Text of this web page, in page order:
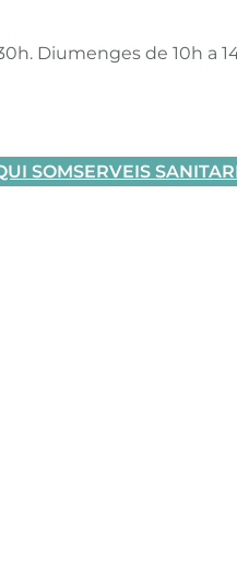
Diumenges de 10h a
SOMSERVEIS